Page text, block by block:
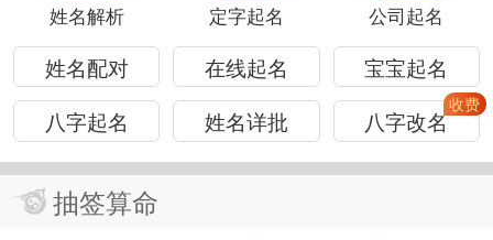
姓名解析 定字起名 公司起名
姓名配对 在线起名
宝宝起名
八字起名
姓名详批 八字改名
抽签算命